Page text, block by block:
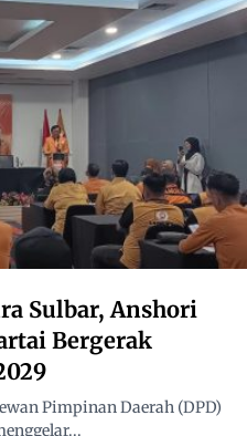
Sulbar, Anshori
Bergerak
Pimpinan Daerah (DPD)